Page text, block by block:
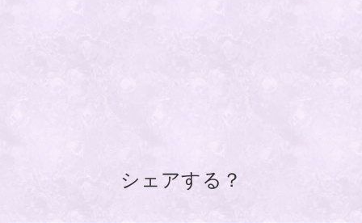
シェアする？